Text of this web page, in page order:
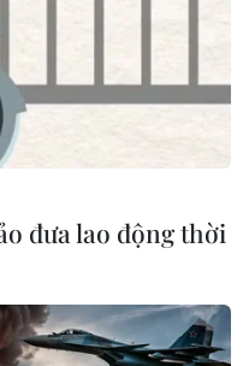
đưa lao động thời